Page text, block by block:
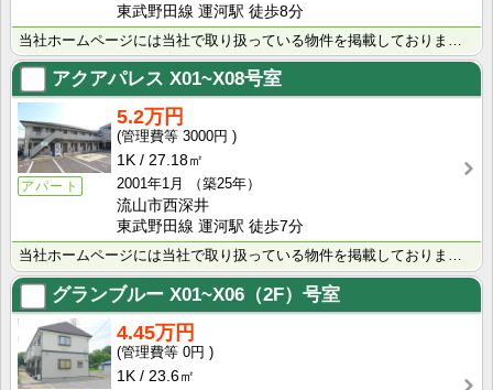
東武野田線 運河駅 徒歩8分
当社ホームページには当社で取り扱っている物件を掲載しております。 現在の募集状況に関しては、スタッフ･･･
アクアパレス X01~X08号室
アパート
5.2万円
3000円
1K
27.18㎡
2001年1月
（築25年）
流山市西深井
東武野田線 運河駅 徒歩7分
当社ホームページには当社で取り扱っている物件を掲載しております。 現在の募集状況に関しては、スタッフ･･･
グランブルー X01~X06（2F）号室
4.45万円
0円
1K
23.6㎡